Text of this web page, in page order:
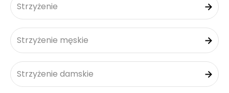
Strzyżenie
Strzyżenie męskie
Strzyżenie damskie